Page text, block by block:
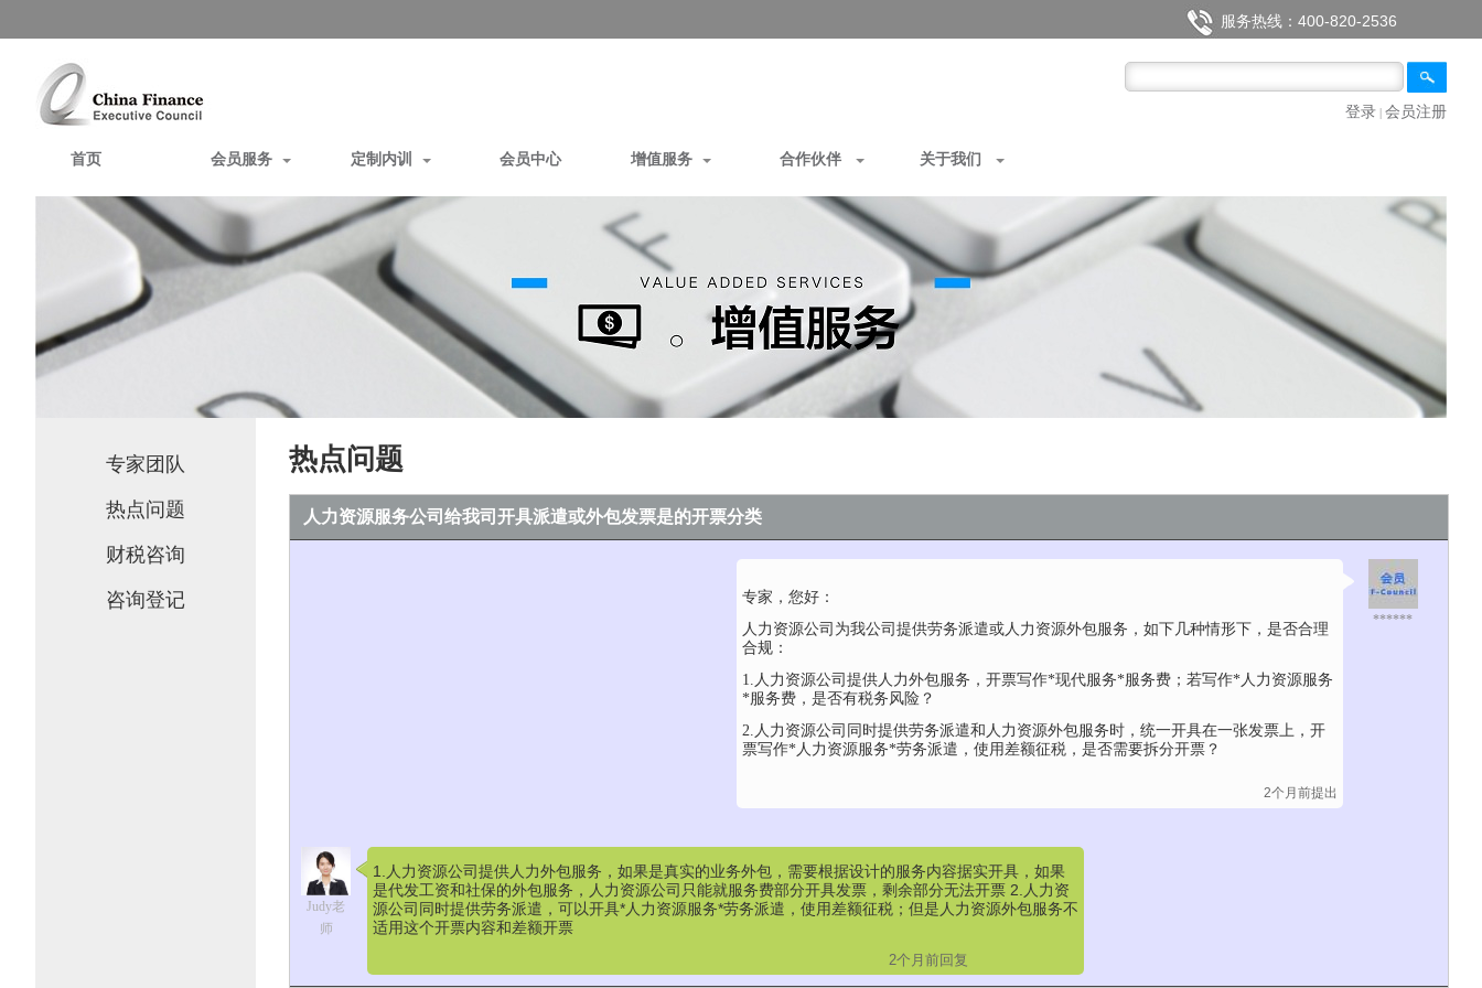
服务热线：400-820-2536
登录 | 会员注册
首页 会员服务 定制内训 会员中心 增值服务 合作伙伴 关于我们
专家团队
热点问题
财税咨询
咨询登记
热点问题
人力资源服务公司给我司开具派遣或外包发票是的开票分类
******
专家，您好：
人力资源公司为我公司提供劳务派遣或人力资源外包服务，如下几种情形下，是否合理
合规：
1.人力资源公司提供人力外包服务，开票写作*现代服务*服务费；若写作*人力资源服务
*服务费，是否有税务风险？
2.人力资源公司同时提供劳务派遣和人力资源外包服务时，统一开具在一张发票上，开
票写作*人力资源服务*劳务派遣，使用差额征税，是否需要拆分开票？
2个月前提出
Judy老
师
1.人力资源公司提供人力外包服务，如果是真实的业务外包，需要根据设计的服务内容据实开具，如果
是代发工资和社保的外包服务，人力资源公司只能就服务费部分开具发票，剩余部分无法开票 2.人力资
源公司同时提供劳务派遣，可以开具*人力资源服务*劳务派遣，使用差额征税；但是人力资源外包服务不
适用这个开票内容和差额开票
2个月前回复